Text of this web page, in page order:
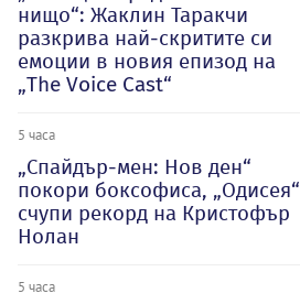
нищо“: Жаклин Таракчи
разкрива най-скритите си
емоции в новия епизод на
„The Voice Cast“
5 часа
„Спайдър-мен: Нов ден“
покори боксофиса, „Одисея“
счупи рекорд на Кристофър
Нолан
5 часа